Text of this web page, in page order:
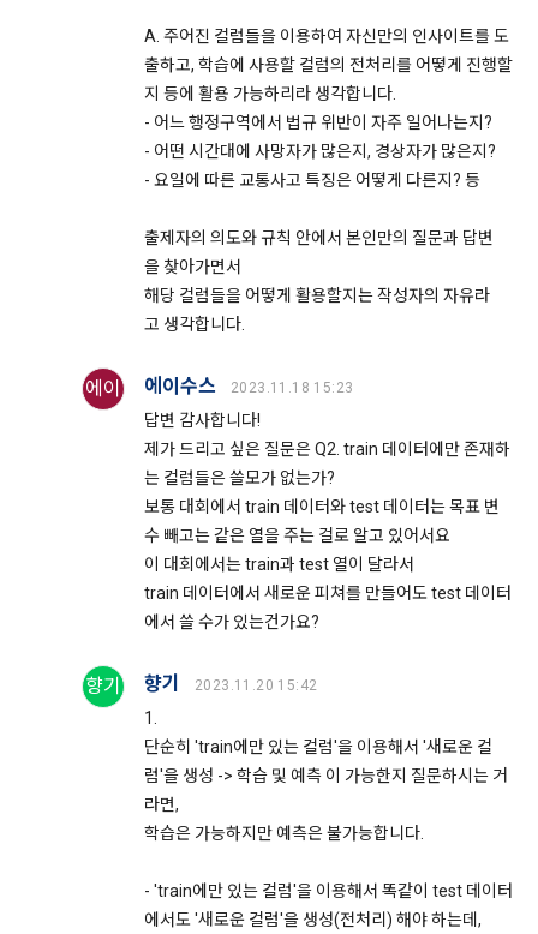
원”의 채용 의뢰에 대한 지원 이외의 목적으로 사용해서는 안 되
며 이용 중 다음 각 호의 행위를 해서는 안 된다.
가. “회사”의 사전동의 없이 상업적인 용도로 서비스를 사용하는
나. 타인의 지식재산권 등의 권리를 침해하는 행위
광고성 정보 등 일정한 내용을 계속 적으로 전송하는 행위
라. 서비스의 안정적인 운영에 지장을 주거나 줄 우려가 있다고
판단되는 행위
마. 사이트의 정보 및 서비스를 이용한 영리행위
위반하는 행위
9. 회원탈퇴 이후에도 약관 및 법적 책임은 유효할 수 있다.
제 22 조 (이용 자격의 제한 및 정지)
“회사”는 “회원”이 다음 각 호에 해당하는 사실이 발견되었을 경
우 사전 통지 없이 이용 계약을 해지하거나 또는 기간을 정하여
서비스 이용을 제한할 수 있다.
가. “회사”가 제공하는 자원을 사용하여 공공질서, 사회적 통념
나. “회사”가 제공하는 자원을 사용하여 사회적 공익을 저해할
목적으로 서비스 이용을 계획 또는 실행한 경우
다. “회사”가 제공하는 자원을 이용하여 범죄적 행위에 관련된
행위를 한 경우
라. 타인의 명예를 손상시키거나 불이익을 주는 행위를 한 경우
마. “회사”에서 요구하는 개인정보에 대해 허위임이 판명된 경우
제 23 조 (게시물)
11. 아동의 개인정보 보호
"회사"는 ‘인재풀 등록’ 시, 만14세 미만의 아동은 구직활동을 할
수 없다고 판단하여 만14세 미만 아동의 ‘인재풀 등록’을 받지
이용자는 언제든지 ‘데이콘 홈 > 프로필’에서 자신의 개인정보를
조회하거나 수정할 수 있습니다.
용 동의를 철회할 수 있습니다.
만 14세 미만 아동의 경우, 법정대리인이 아동의 개인정보를 조
회하거나 수정할 권리, 수집 및 이용 동의를 철회할 권리를 가집
이용자 및 법정대리인은 언제든지 등록되어 있는 자신 혹은 당
해 미성년자의 정보를 열람, 공개 및 비공개 처리, 수정, 삭제할
수 있습니다. 이용자 및 법정대리인은 개인정보 조회/수정/가입
보 처리부서에 이메일로 연락하시는 경우에는 본인 확인 절차를
거친 후 조치하겠습니다.
이용자가 개인정보의 오류에 대한 정정을 요청하신 경우에는 정
정을 완료하기 전까지 당해 개인정보를 이용 또는 제공하지 않
습니다. 또한 잘못된 개인정보를 제3자에게 이미 제공한 경우에
는 정정 처리결과를 제3자에게 지체 없이 통지하여 정정이 이루
A. 주어진 컬럼들을 이용하여 자신만의 인사이트를 도
출하고, 학습에 사용할 컬럼의 전처리를 어떻게 진행할
지 등에 활용 가능하리라 생각합니다.
- 어느 행정구역에서 법규 위반이 자주 일어나는지?
- 어떤 시간대에 사망자가 많은지, 경상자가 많은지?
- 요일에 따른 교통사고 특징은 어떻게 다른지? 등
출제자의 의도와 규칙 안에서 본인만의 질문과 답변
을 찾아가면서
해당 컬럼들을 어떻게 활용할지는 작성자의 자유라
고 생각합니다.
에이 에이수스 2023.11.18 15:23
답변 감사합니다!
제가 드리고 싶은 질문은 Q2. train 데이터에만 존재하
는 컬럼들은 쓸모가 없는가?
보통 대회에서 train 데이터와 test 데이터는 목표 변
수 빼고는 같은 열을 주는 걸로 알고 있어서요
이 대회에서는 train과 test 열이 달라서
train 데이터에서 새로운 피쳐를 만들어도 test 데이터
에서 쓸 수가 있는건가요?
향기 향기 2023.11.20 15:42
1.
단순히 'train에만 있는 컬럼'을 이용해서 '새로운 컬
럼'을 생성 -> 학습 및 예측 이 가능한지 질문하시는 거
라면,
학습은 가능하지만 예측은 불가능합니다.
- 'train에만 있는 컬럼'을 이용해서 똑같이 test 데이터
에서도 '새로운 컬럼'을 생성(전처리) 해야 하는데,